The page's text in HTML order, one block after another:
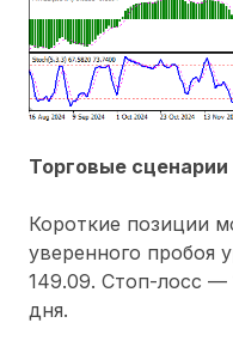
Торговые сценарии
Короткие позиции
уверенного пробоя
149.09. Стоп-лосс —
дня.